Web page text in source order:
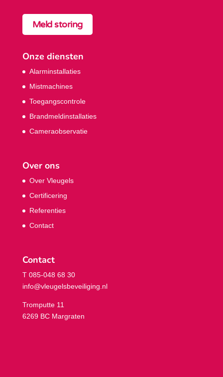
Meld storing
Onze diensten
Alarminstallaties
Mistmachines
Toegangscontrole
Brandmeldinstallaties
Cameraobservatie
Over ons
Over Vleugels
Certificering
Referenties
Contact
Contact
T 085-048 68 30
info@vleugelsbeveiliging.nl
Tromputte 11
6269 BC Margraten